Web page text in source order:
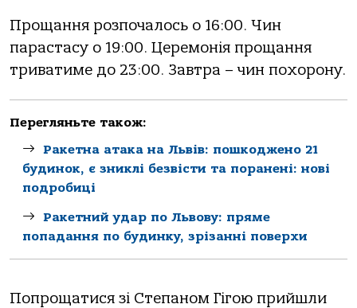
Прощання розпочалось о 16:00. Чин
парастасу о 19:00. Церемонія прощання
триватиме до 23:00. Завтра – чин похорону.
Перегляньте також:
Ракетна атака на Львів: пошкоджено 21
будинок, є зниклі безвісти та поранені: нові
подробиці
Ракетний удар по Львову: пряме
попадання по будинку, зрізанні поверхи
Попрощатися зі Степаном Гігою прийшли